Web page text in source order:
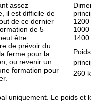
assez
il est difficile de
de ce dernier
de 5
être
de prévoir du
ferme pour la
ou revenir un
formation pour
260
uniquement. Le poids et